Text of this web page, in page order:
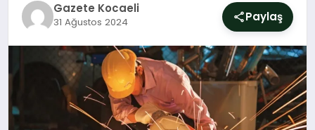
SIYASET
YAŞAM
Gazete Kocaeli
31 Ağustos 2024 Paylaş